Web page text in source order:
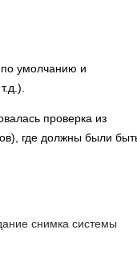
умолчанию и
проверка из
где должны были
снимка системы